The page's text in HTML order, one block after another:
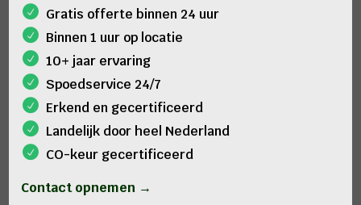
Gratis offerte binnen 24 uur
Binnen 1 uur op locatie
10+ jaar ervaring
Spoedservice 24/7
Erkend en gecertificeerd
Landelijk door heel Nederland
CO-keur gecertificeerd
Contact opnemen →